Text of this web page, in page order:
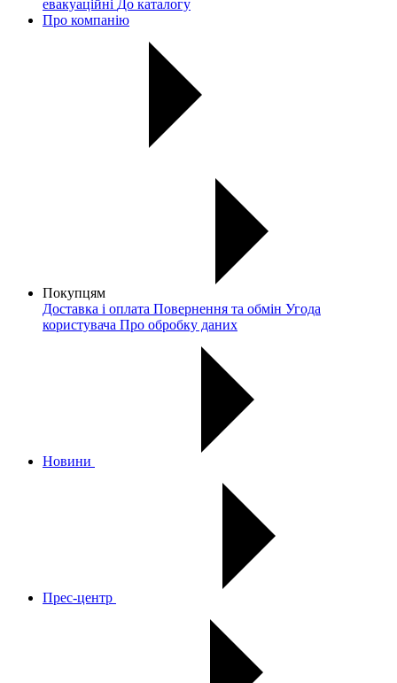
евакуаційні До каталогу
Про компанію
Покупцям
Доставка і оплата Повернення та обмін Угода
користувача Про обробку даних
Новини
Прес-центр